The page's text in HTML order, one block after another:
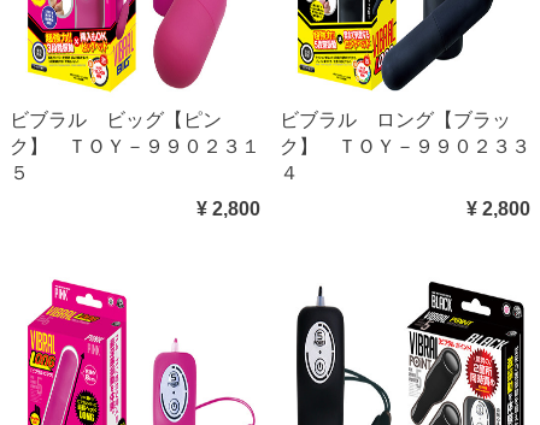
ビブラル ビッグ【ピン
ク】 ＴＯＹ－９９０２３１
５
¥ 2,800
ビブラル ロング【ブラッ
ク】 ＴＯＹ－９９０２３３
４
¥ 2,800